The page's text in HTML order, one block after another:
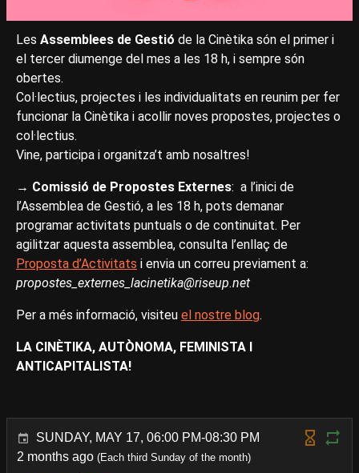
Les Assemblees de Gestió de la Cinètika són el primer i
el tercer diumenge del mes a les 18 h, i sempre són
obertes.
Col·lectius, projectes i les individualitats en reunim per fer
funcionar la Cinètika i acollir noves propostes, projectes o
col·lectius.
Vine, participa i organitza’t amb nosaltres!
→ Comissió de Propostes Externes: a l’inici de
l’Assemblea de Gestió, a les 18 h, pots demanar
programar activitats puntuals o de continuitat. Per
agilitzar aquesta assemblea, consulta l’enllaç de
Proposta d’Activitats i envia un correu previament a:
propostes_externes_lacinetika@riseup.net
Per a més informació, visiteu el nostre blog.
LA CINÈTIKA, AUTÒNOMA, FEMINISTA I
ANTICAPITALISTA!
SUNDAY, MAY 17, 06:00 PM-08:30 PM
2 months ago (Each third Sunday of the month)